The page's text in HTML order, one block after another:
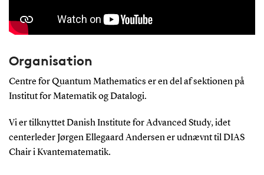
Organisation
Centre for Quantum Mathematics er en del af sektionen på
Institut for Matematik og Datalogi.
Vi er tilknyttet Danish Institute for Advanced Study, idet
centerleder Jørgen Ellegaard Andersen er udnævnt til DIAS
Chair i Kvante­matematik.